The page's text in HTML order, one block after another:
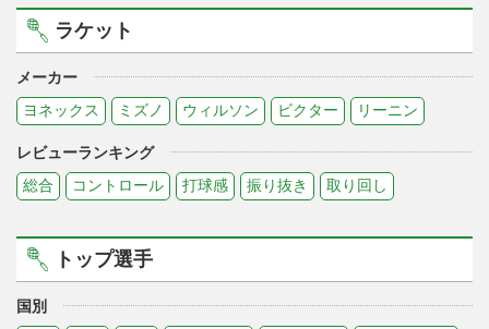
ラケット
メーカー
ヨネックス
ミズノ ウィルソン ビクター リーニン
レビューランキング
総合
コントロール 打球感 振り抜き 取り回し
トップ選手
国別